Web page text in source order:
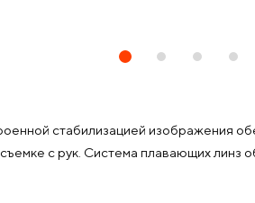
стабилизацией изображения
с рук. Система плавающих